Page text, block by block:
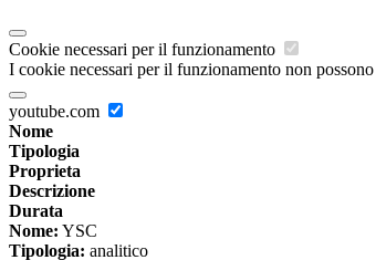
Cookie necessari per il funzionamento
I cookie necessari per il funzionamento non
youtube.com
Nome
Tipologia
Proprieta
Descrizione
Durata
Nome: YSC
Tipologia: analitico